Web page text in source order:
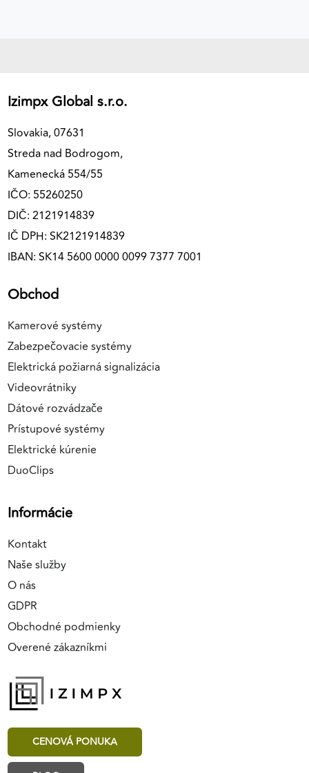
Izimpx Global s.r.o.
Slovakia, 07631
Streda nad Bodrogom,
Kamenecká 554/55
IČO: 55260250
DIČ: 2121914839
IČ DPH: SK2121914839
IBAN: SK14 5600 0000 0099 7377 7001
Obchod
Kamerové systémy
Zabezpečovacie systémy
Elektrická požiarná signalizácia
Videovrátniky
Dátové rozvádzače
Prístupové systémy
Elektrické kúrenie
DuoClips
Informácie
Kontakt
Naše služby
O nás
GDPR
Obchodné podmienky
Overené zákazníkmi
CENOVÁ PONUKA